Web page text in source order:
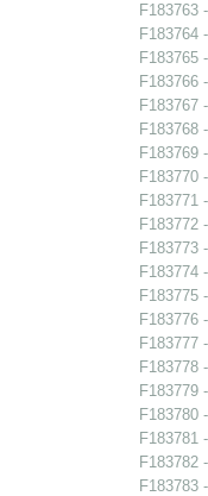
F183763
F183764
F183765
F183766
F183767
F183768
F183769
F183770
F183771
F183772
F183773
F183774
F183775
F183776
F183777
F183778
F183779
F183780
F183781
F183782
F183783